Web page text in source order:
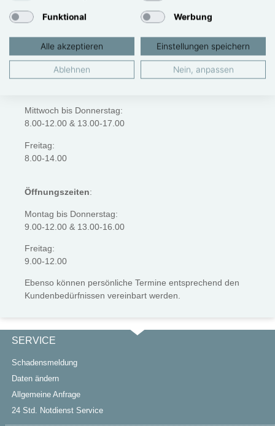
015121813
Telefonzeiten:
Montag bis Dienstag:
Mittwoch bis Donnerstag:
8.00-12.00 & 13.00-17.00
Freitag:
8.00-14.00
Öffnungszeiten:
Montag bis Donnerstag:
9.00-12.00 & 13.00-16.00
Freitag:
9.00-12.00
Ebenso können persönliche Termine entsprechend den
Kundenbedürfnissen vereinbart werden.
SERVICE
Schadensmeldung
Daten ändern
Allgemeine Anfrage
24 Std. Notdienst Service
Funktional Werbung
Alle akzeptieren Einstellungen speichern
Ablehnen Nein, anpassen